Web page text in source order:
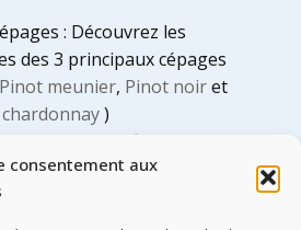
consentement aux
: Découvrez les
des 3 principaux cépages
Pinot meunier, Pinot noiret
chardonnay)
en vinification :
du vigneron en
Prestige : Percer les